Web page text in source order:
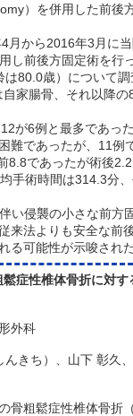
）を併用した前後
4月から2016年3月に
し前後方固定術を行
80.0歳）について調
家腸骨、それ以降の
が6例と最多であっ
難であったが、11例
8.8であったが術後
手術時間は314.3分
い侵襲の小さな前方
来法よりも安全な前
る可能性が示唆された
症性椎体骨折に対す
外科
んきち）、山下 彰久
骨粗鬆症性椎体骨折